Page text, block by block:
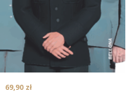
69,90 zł